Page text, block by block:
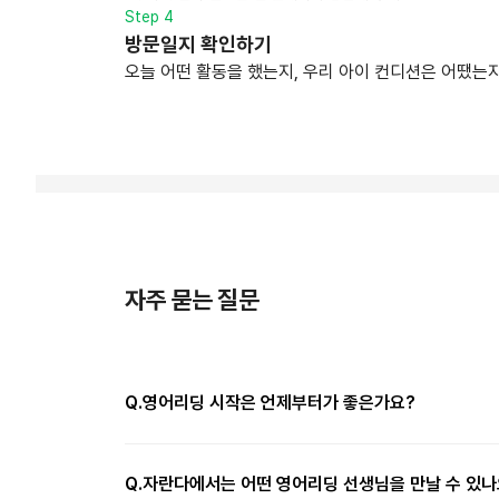
Step 4
방문일지 확인하기
오늘 어떤 활동을 했는지, 우리 아이 컨디션은 어땠는
자주 묻는 질문
Q.영어리딩 시작은 언제부터가 좋은가요?
Q.자란다에서는 어떤 영어리딩 선생님을 만날 수 있